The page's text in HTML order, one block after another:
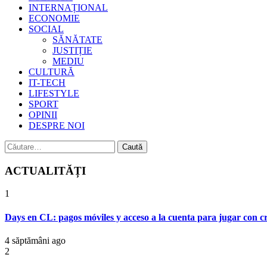
INTERNAȚIONAL
ECONOMIE
SOCIAL
SĂNĂTATE
JUSTIȚIE
MEDIU
CULTURĂ
IT-TECH
LIFESTYLE
SPORT
OPINII
DESPRE NOI
Caută
după:
ACTUALITĂȚI
1
Days en CL: pagos móviles y acceso a la cuenta para jugar con
4 săptămâni ago
2